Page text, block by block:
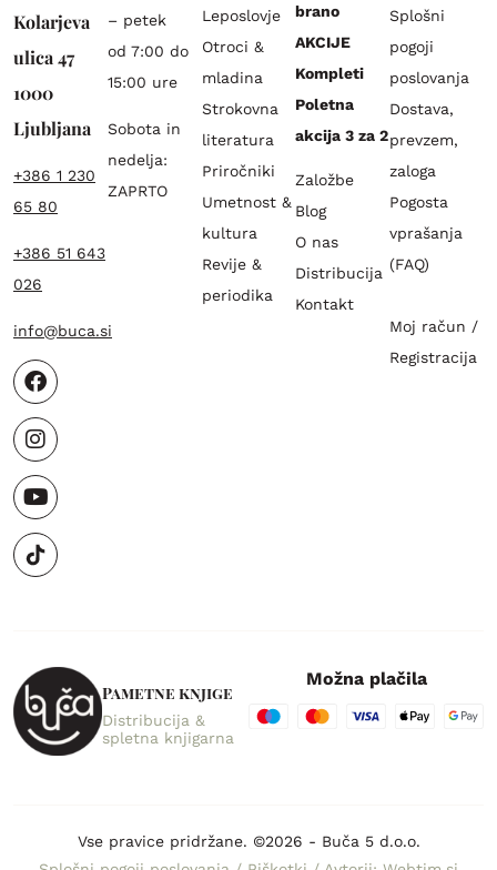
Kolarjeva
ulica 47
1000
Ljubljana
+386 1 230
65 80
+386 51 643
026
info@buca.si
– petek
od 7:00 do
15:00 ure
Sobota in
nedelja:
ZAPRTO
Leposlovje
Otroci &
mladina
Strokovna
literatura
Priročniki
Umetnost &
kultura
Revije &
periodika
brano
AKCIJE
Kompleti
Poletna
akcija 3 za 2
Založbe
Blog
O nas
Distribucija
Kontakt
Splošni
pogoji
poslovanja
Dostava,
prevzem,
zaloga
Pogosta
vprašanja
(FAQ)
Moj račun /
Registracija
Pametne knjige
Distribucija &
spletna knjigarna
Možna plačila
Vse pravice pridržane. ©2026 - Buča 5 d.o.o.